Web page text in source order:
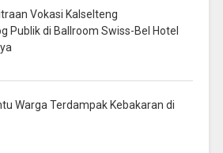
Vokasi Kalselteng
Publik di Ballroom Swiss-Bel Hotel
Warga Terdampak Kebakaran di